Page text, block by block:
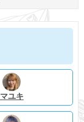
マユキ